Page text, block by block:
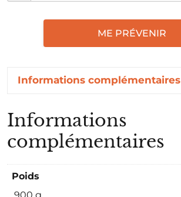
ME PRÉVENIR
Informations complémentaires
Informations
complémentaires
Poids